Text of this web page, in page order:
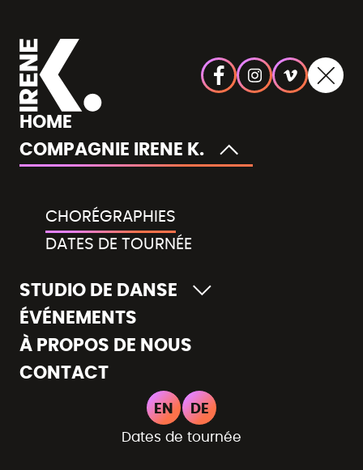
HOME
COMPAGNIE IRENE K.
CHORÉGRAPHIES
DATES DE TOURNÉE
STUDIO DE DANSE
ÉVÉNEMENTS
À PROPOS DE NOUS
CONTACT
EN DE
Dates de tournée